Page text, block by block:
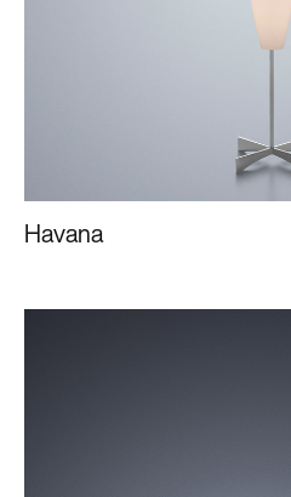
Havana